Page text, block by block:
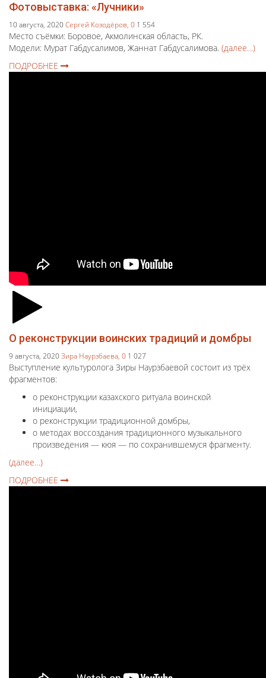
Фотовыставка: «Лучники»
10 августа, 2020Сергей Козодёров, 0 1 554
Место съёмки: Боровое, Акмолинская область, РК.
Модели: Мурат Габдусалимов, Жаннат Габдусалимова. (далее…)
ПОДРОБНЕЕ
О реконструкции воинских традиций и домбры
9 августа, 2020Зира Наурзбаева, 0 1 027
Выступление культуролога Зиры Наурзбаевой состоит из трёх
фрагментов:
о реконструкции казахского ритуала воинской
инициации,
о реконструкции традиционной домбры,
о методах воссоздания традиционного музыкального
произведения — кюя — по сохранившемуся фрагменту.
(далее…)
ПОДРОБНЕЕ